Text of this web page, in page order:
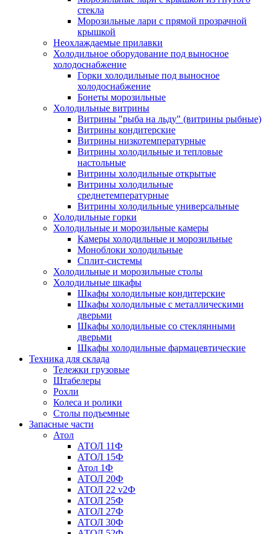
стекла
Морозильные лари с прямой прозрачной
крышкой
Неохлаждаемые прилавки
Холодильное оборудование под выносное
холодоснабжение
Горки холодильные под выносное
холодоснабжение
Бонеты морозильные
Холодильные витрины
Витрины "рыба на льду" (витрины рыбные)
Витрины кондитерские
Витрины низкотемпературные
Витрины холодильные и тепловые
настольные
Витрины холодильные открытые
Витрины холодильные
среднетемпературные
Витрины холодильные универсальные
Холодильные горки
Холодильные и морозильные камеры
Камеры холодильные и морозильные
Моноблоки холодильные
Сплит-системы
Холодильные и морозильные столы
Холодильные шкафы
Шкафы холодильные кондитерские
Шкафы холодильные с металлическими
дверьми
Шкафы холодильные со стеклянными
дверьми
Шкафы холодильные фармацевтические
Техника для склада
Тележки грузовые
Штабелеры
Рохли
Колеса и ролики
Столы подъемные
Запасные части
Атол
АТОЛ 11Ф
АТОЛ 15Ф
Атол 1Ф
АТОЛ 20Ф
АТОЛ 22 v2Ф
АТОЛ 25Ф
АТОЛ 27Ф
АТОЛ 30Ф